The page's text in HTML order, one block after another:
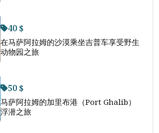
40 $
在马萨阿拉姆的沙漠乘坐吉普车享受野生
动物园之旅
50 $
马萨阿拉姆的加里布港（Port Ghalib）
浮潜之旅